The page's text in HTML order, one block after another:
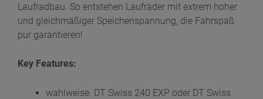
Laufradbau. So entstehen Laufräder mit extrem hoher
und gleichmäßiger Speichenspannung, die Fahrspaß
pur garantieren!
Key Features:
wahlweise DT Swiss 240 EXP oder DT Swiss